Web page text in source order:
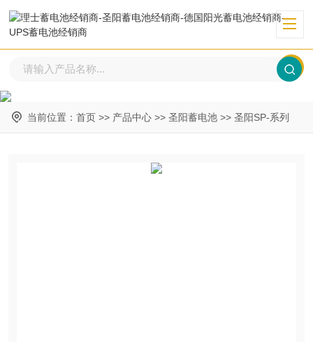
当前位置： 首页 >> 产品中心 >> 圣阳蓄电池 >> 圣阳SP-系列